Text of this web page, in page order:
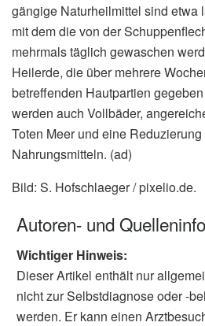
gängige Naturheilmittel sind etwa
mit dem die von der
mehrmals täglich gewaschen
Heilerde, die über mehrere
betreffenden Hautpartien
werden auch Vollbäder,
Toten Meer und eine
Nahrungsmitteln. (ad)
Bild: S. Hofschlaeger / pixelio.de.
Autoren- und
Wichtiger Hinweis:
Dieser Artikel enthält nur
nicht zur Selbstdiagnose oder -
werden. Er kann einen